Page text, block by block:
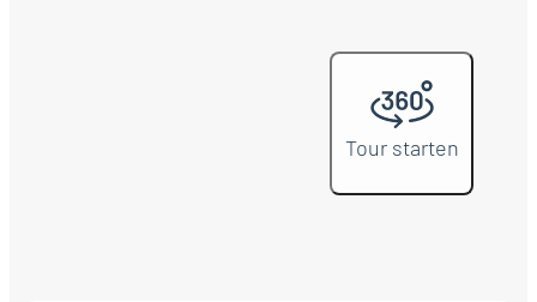
Tour starten